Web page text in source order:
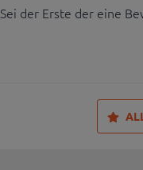
Sei der Erste der eine